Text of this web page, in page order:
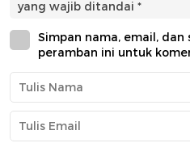
yang wajib ditandai *
Simpan nama, email, dan
peramban ini untuk